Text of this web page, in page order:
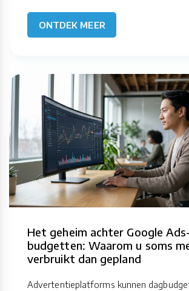
ONTDEK MEER
Het geheim achter Google Ads-
budgetten: Waarom u soms
verbruikt dan gepland
Advertentieplatforms kunnen